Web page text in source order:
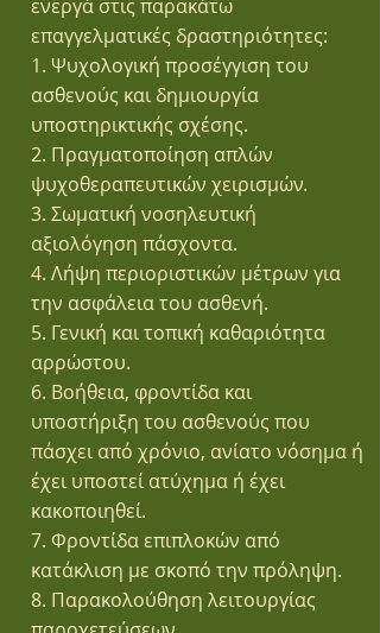
ενεργά στις παρακάτω
επαγγελματικές δραστηριότητες:
1. Ψυχολογική προσέγγιση του
ασθενούς και δημιουργία
υποστηρικτικής σχέσης.
2. Πραγματοποίηση απλών
ψυχοθεραπευτικών χειρισμών.
3. Σωματική νοσηλευτική
αξιολόγηση πάσχοντα.
4. Λήψη περιοριστικών μέτρων για
την ασφάλεια του ασθενή.
5. Γενική και τοπική καθαριότητα
αρρώστου.
6. Βοήθεια, φροντίδα και
υποστήριξη του ασθενούς που
πάσχει από χρόνιο, ανίατο νόσημα ή
έχει υποστεί ατύχημα ή έχει
κακοποιηθεί.
7. Φροντίδα επιπλοκών από
κατάκλιση με σκοπό την πρόληψη.
8. Παρακολούθηση λειτουργίας